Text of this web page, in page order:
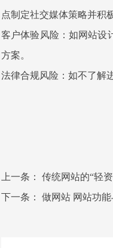
点制定社交媒体策略并积
客户体验风险：如网站设
方案。
法律合规风险：如不了解
上一条： 传统网站的“轻
下一条： 做网站 网站功